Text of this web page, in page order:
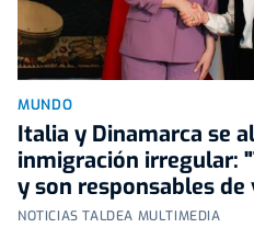
MUNDO
Italia y Dinamarca se
inmigración irregular:
y son responsables
NOTICIAS TALDEA MULTIMEDIA